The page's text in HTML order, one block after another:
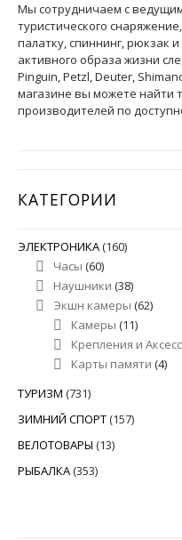
КАТЕГОРИИ
ЭЛЕКТРОНИКА(160)
Часы (60)
Наушники (38)
Экшн камеры (62)
Камеры (11)
Крепления и
Карты памяти (4)
ТУРИЗМ (731)
ЗИМНИЙ СПОРТ(157)
ВЕЛОТОВАРЫ (13)
РЫБАЛКА(353)
Мы сотрудничаем с
туристического
палатку, спиннинг, рюкзак
активного образа жизни
Pinguin, Petzl, Deuter,
магазине вы можете
производителей по